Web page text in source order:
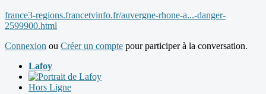
france3-regions.francetvinfo.fr/auvergne-rhone-a...-danger-
2599900.html
Connexion ou Créer un compte pour participer à la conversation.
Lafoy
Hors Ligne